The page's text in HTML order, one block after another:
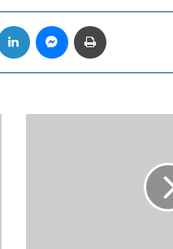
LinkedIn Messenger